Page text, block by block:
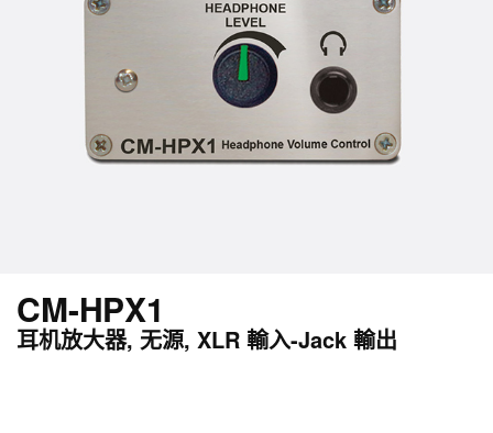
CM-HPX1
耳机放大器, 无源, XLR 輸入-Jack 輸出